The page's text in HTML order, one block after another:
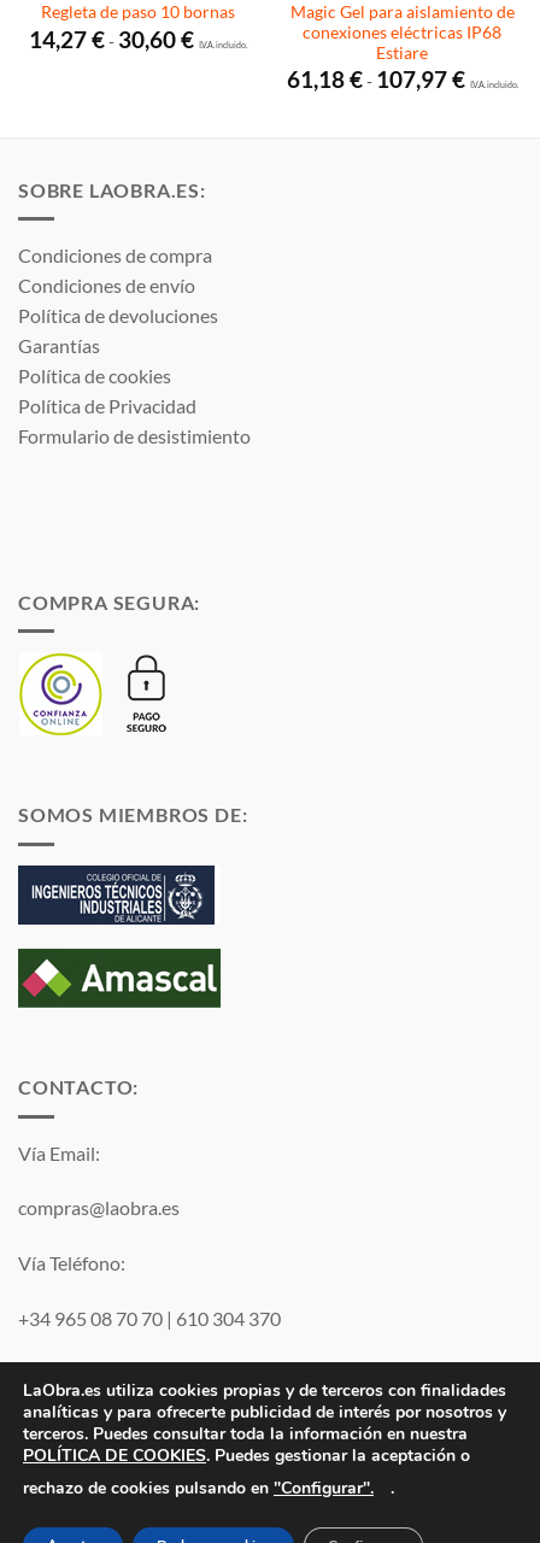
Regleta de paso 10 bornas
14,27€- 30,60€Rango
de
I.V.A. incluido.
Magic Gel para aislamiento de
conexiones eléctricas IP68
Estiare
61,18€ - 107,97€Rango
de
I.V.A. incluido.
SOBRE LAOBRA.ES:
Condiciones de compra
Condiciones de envío
Política de devoluciones
Garantías
Política de cookies
Política de Privacidad
Formulario de desistimiento
COMPRA SEGURA:
SOMOS MIEMBROS DE:
CONTACTO:
Vía Email:
compras@laobra.es
Vía Teléfono:
+34 965 08 70 70 | 610 304 370
Visa PayPal MasterCard
Electro JJ San Juan, S.L. | B53077459 | Inscrita en el Registro
Mercantil de Alicante Tomo 1869. Folio 132 Hoja A-35683.
LaObra.es utiliza cookies propias y de terceros con finalidades
analíticas y para ofrecerte publicidad de interés por nosotros y
terceros. Puedes consultar toda la información en nuestra
POLÍTICA DE COOKIES. Puedes gestionar la aceptación o
rechazo de cookies pulsando en "Configurar". .